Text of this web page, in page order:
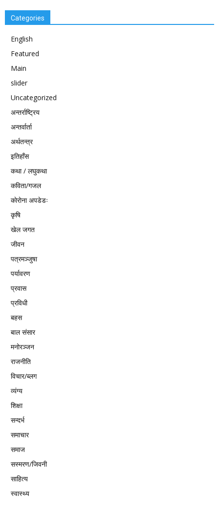
Categories
English
Featured
Main
slider
Uncategorized
अन्तर्राष्ट्रिय
अन्तर्वार्ता
अर्थतन्त्र
इतिहाँस
कथा / लघुकथा
कविता/गजल
काेराेना अपडेडः
कृषि
खेल जगत
जीवन
पत्रमञ्जुषा
पर्यावरण
प्रवास
प्रविधी
बहस
बाल संसार
मनोरञ्जन
राजनीति
विचार/ब्लग
व्यंग्य
शिक्षा
सन्दर्भ
समाचार
समाज
सस्मरण/जिवनी
साहित्य
स्वास्थ्य